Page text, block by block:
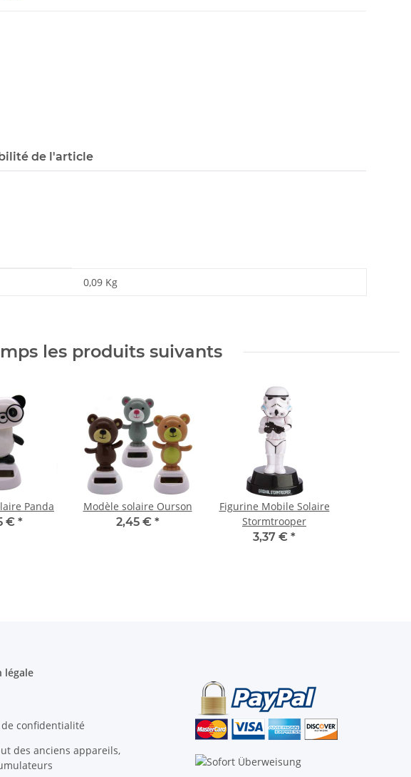
de l'article
0,09 Kg
les produits suivants
Panda
€ *
Modèle solaire Ourson
2,45 € *
Figurine Mobile Solaire
Stormtrooper
3,37 € *
légale
confidentialité
des anciens appareils,